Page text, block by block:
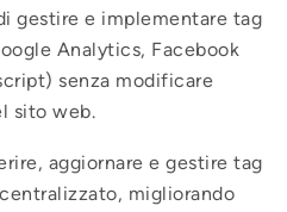
gestire e implementare tag
Analytics, Facebook
senza modificare
sito web.
aggiornare e gestire tag
migliorando